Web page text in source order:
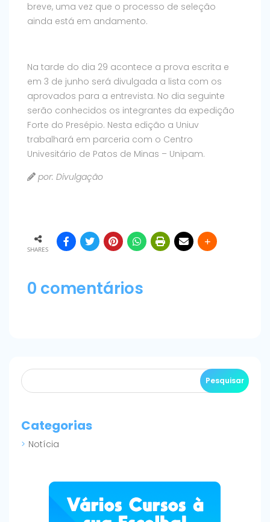
breve, uma vez que o processo de seleção
ainda está em andamento.
Na tarde do dia 29 acontece a prova escrita e
em 3 de junho será divulgada a lista com os
aprovados para a entrevista. No dia seguinte
serão conhecidos os integrantes da expedição
Forte do Presépio. Nesta edição a Uniuv
trabalhará em parceria com o Centro
Univesitário de Patos de Minas – Unipam.
por: Divulgação
SHARES
0 comentários
Categorias
Notícia